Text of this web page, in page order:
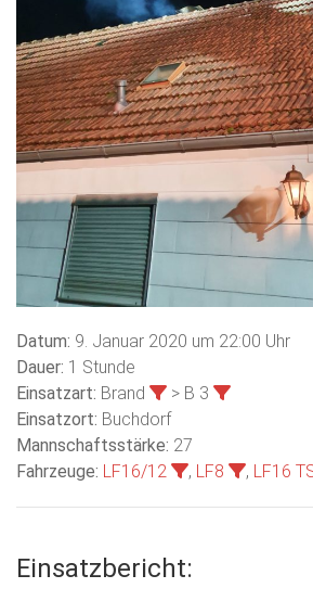
Datum: 9. Januar 2020 um 22:00 Uhr
Dauer: 1 Stunde
Einsatzart: Brand
> B 3
Einsatzort: Buchdorf
Mannschaftsstärke: 27
Fahrzeuge: LF16/12 , LF8 , LF16
Einsatzbericht: